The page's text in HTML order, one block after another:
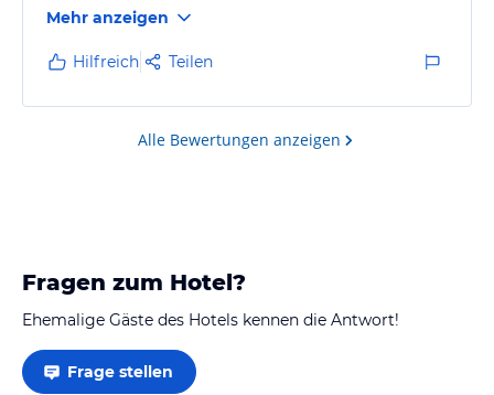
wird sowie Abendessen in Menü-Form.
Mehr anzeigen
Hilfreich Teilen
Alle Bewertungen anzeigen
Fragen zum Hotel?
Ehemalige Gäste des Hotels kennen die Antwort!
Frage stellen